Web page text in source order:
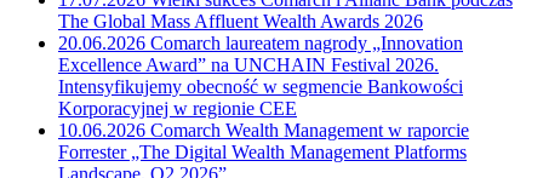
The Global Mass Affluent Wealth Awards 2026
20.06.2026 Comarch laureatem nagrody „Innovation
Excellence Award” na UNCHAIN Festival 2026.
Intensyfikujemy obecność w segmencie Bankowości
Korporacyjnej w regionie CEE
10.06.2026 Comarch Wealth Management w raporcie
Forrester „The Digital Wealth Management Platforms
Landscape, Q2 2026”